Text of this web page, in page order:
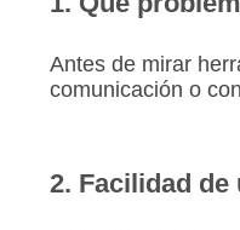
Antes de mirar
comunicación o
2. Facilidad de